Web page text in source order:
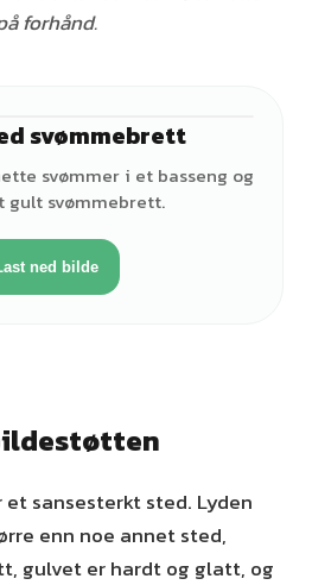
forhånd.
svømmebrett
svømmer i et basseng og
gult svømmebrett.
ned bilde
et sansesterkt sted. Lyden
enn noe annet sted,
gulvet er hardt og glatt, og